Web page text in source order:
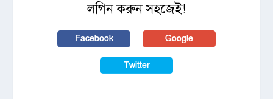
লগিন করুন সহজেই!
Facebook Google
Twitter